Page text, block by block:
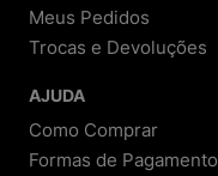
Meus Pedidos
Trocas e Devoluções
AJUDA
Como Comprar
Formas de Pagamento